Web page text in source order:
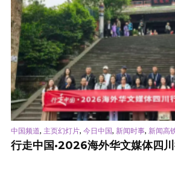
中国频道, 主页幻灯片, 今日中国, 新闻时事, 新闻高
行走中国·2026海外华文媒体四